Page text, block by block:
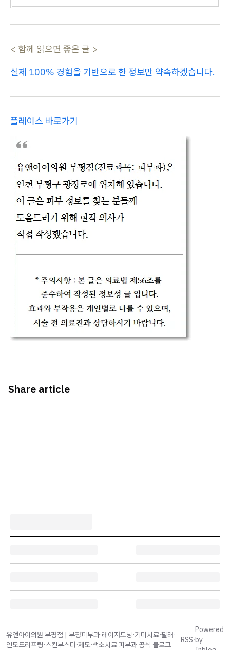
< 함께 읽으면 좋은 글 >
실제 100% 경험을 기반으로 한 정보만 약속하겠습니다.
플레이스 바로가기
Share article
유앤아이의원 부평점 | 부평피부과·레이저토닝·기미치료·필러·
인모드리프팅·스킨부스터·제모·색소치료 피부과 공식 블로그
RSS·
Powered
by